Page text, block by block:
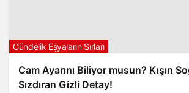
Cam Ayarını Biliyor musun? Kışın
Sızdıran Gizli Detay!
Gündelik Eşyaların Sırları